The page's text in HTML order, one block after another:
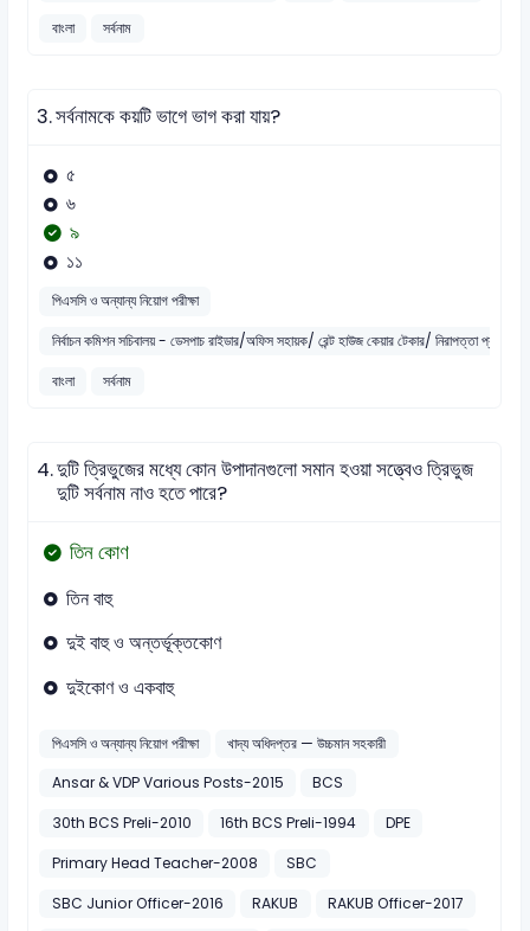
বাংলা
সর্বনাম
3.সর্বনামকে কয়টি ভাগে ভাগ করা যায়?
৫
৬
৯
১১
পিএসসি ও অন্যান্য নিয়োগ পরীক্ষা
নির্বাচন কমিশন সচিবালয় - ডেসপাচ রাইডার/অফিস সহায়ক/ রেন্ট হাউজ কেয়ার টেকার/ নিরাপত্তা প্রহরী
বাংলা
সর্বনাম
4.দুটি ত্রিভুজের মধ্যে কোন উপাদানগুলো সমান হওয়া সত্ত্বেও ত্রিভুজ
দুটি সর্বনাম নাও হতে পারে?
তিন কোণ
তিন বাহু
দুই বাহু ও অন্তর্ভূক্তকোণ
দুইকোণ ও একবাহু
পিএসসি ও অন্যান্য নিয়োগ পরীক্ষা
খাদ্য অধিদপ্তর — উচ্চমান সহকারী
Ansar & VDP Various Posts-2015
BCS
30th BCS Preli-2010
16th BCS Preli-1994
DPE
Primary Head Teacher-2008
SBC
SBC Junior Officer-2016
RAKUB
RAKUB Officer-2017